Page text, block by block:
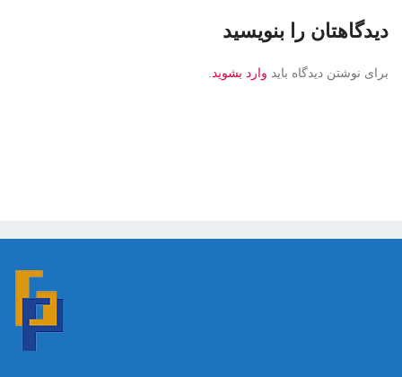
دیدگاهتان را بنویسید
برای نوشتن دیدگاه باید وارد بشوید